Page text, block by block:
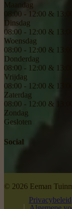
Maandag
08:00 - 12:00 &
Dinsdag
08:00 - 12:00 &
Woensdag
08:00 - 12:00 &
Donderdag
08:00 - 12:00 &
Vrijdag
08:00 - 12:00 &
Zaterdag
08:00 - 12:00 &
Zondag
Gesloten
Social
© 2026 Eeman
Privacybeleid